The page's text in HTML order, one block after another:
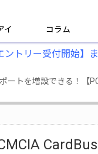
イ コラム
ントリー受付開始】
ートを増設できる！【